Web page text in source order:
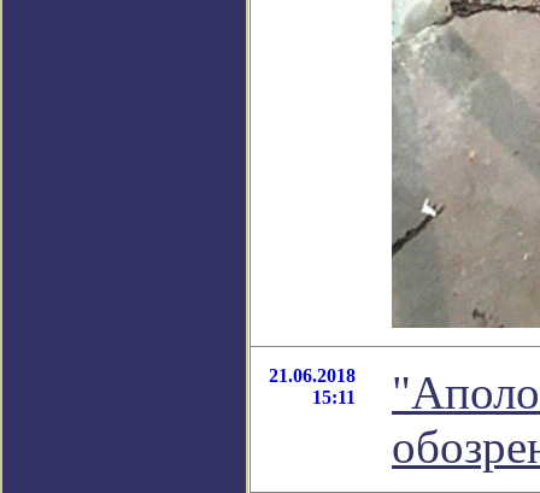
21.06.2018
15:11